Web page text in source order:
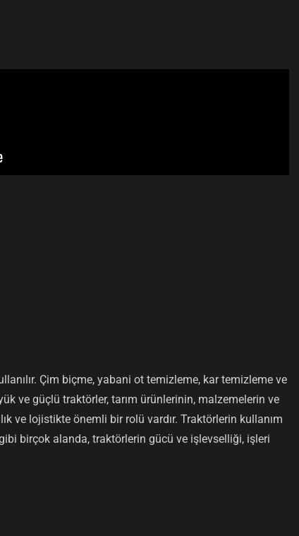
Çim biçme, yabani ot temizleme, kar temizleme ve
ve güçlü traktörler, tarım ürünlerinin, malzemelerin ve
ve lojistikte önemli bir rolü vardır. Traktörlerin kullanım
birçok alanda, traktörlerin gücü ve işlevselliği, işleri